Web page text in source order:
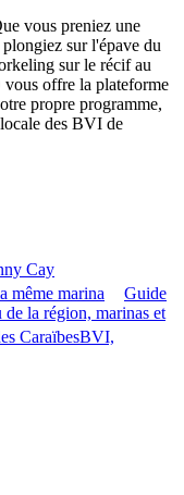
vous preniez une
sur l'épave du
sur le récif au
offre la plateforme
propre programme,
des BVI de
Cay
même marina
Guide
de la région, marinas et
CaraïbesBVI,